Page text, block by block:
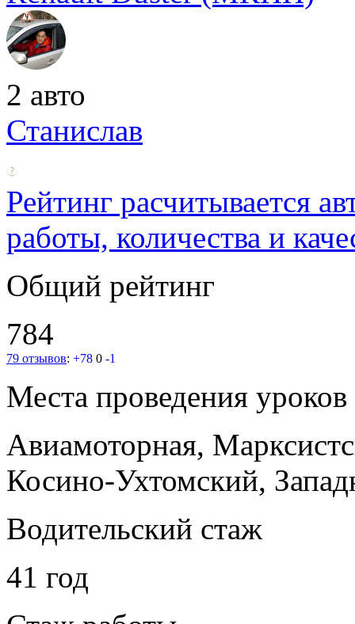
2 авто
Станислав
Рейтинг расчитывается
работы, количества и
Общий рейтинг
784
79 отзывов: +78 0 -1
Места проведения уроков
Авиамоторная,
Косино-Ухтомский,
Водительский стаж
41 год